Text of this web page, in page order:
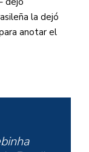
la dejó
anotar el